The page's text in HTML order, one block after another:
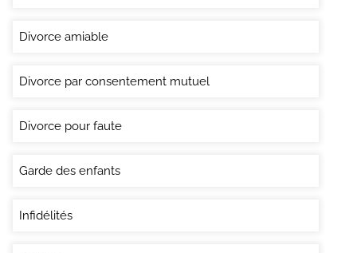
Divorce amiable
Divorce par consentement mutuel
Divorce pour faute
Garde des enfants
Infidélités